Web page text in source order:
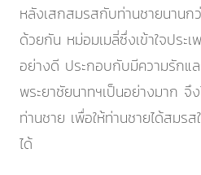
หลังเสกสมรสกับท่านชายนานก
ด้วยกัน หม่อมเมลี่ซึ่งเข้าใจประ
อย่างดี ประกอบกับมีความรักแล
พระยาชัยนาทฯเป็นอย่างมาก
ท่านชาย เพื่อให้ท่านชายได้สม
ได้